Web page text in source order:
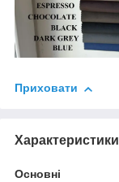
Приховати
Характеристики
Основні